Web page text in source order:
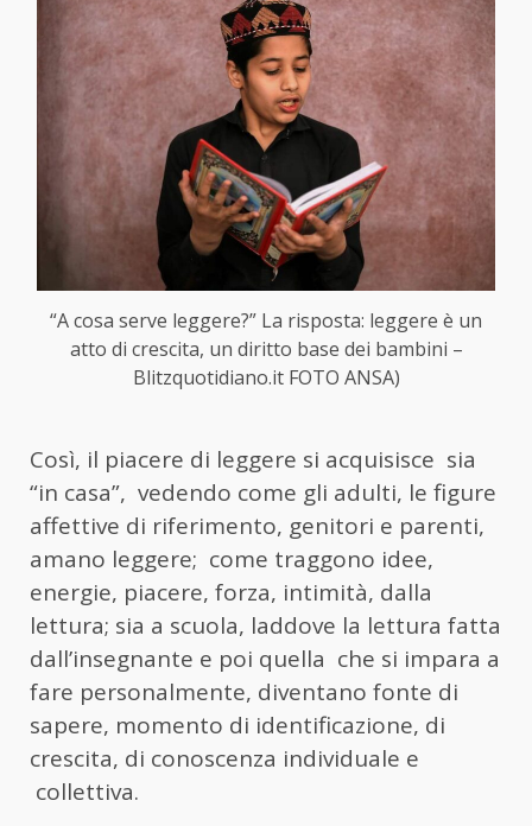
“A cosa serve leggere?” La risposta: leggere è un
atto di crescita, un diritto base dei bambini –
Blitzquotidiano.it FOTO ANSA)
Così, il piacere di leggere si acquisisce sia
“in casa”, vedendo come gli adulti, le figure
affettive di riferimento, genitori e parenti,
amano leggere; come traggono idee,
energie, piacere, forza, intimità, dalla
lettura; sia a scuola, laddove la lettura fatta
dall’insegnante e poi quella che si impara a
fare personalmente, diventano fonte di
sapere, momento di identificazione, di
crescita, di conoscenza individuale e
collettiva.